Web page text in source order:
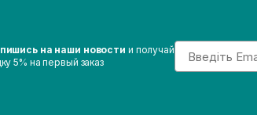
на наши новости и получай
5% на первый заказ
Email